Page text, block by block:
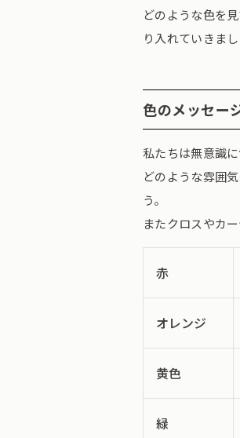
どのような色を
り入れていきまし
色のメッセー
私たちは無意識
どのような雰囲
う。
またクロスやカ
赤
オレンジ
黄色
緑